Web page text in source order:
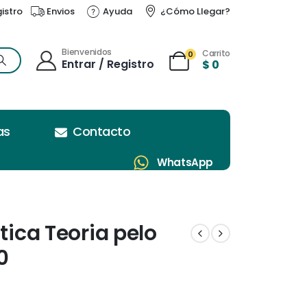
Envios Ayuda ¿Cómo Llegar?
Bienvenidos
Entrar / Registro
0 Carrito
$ 0
Contacto
WhatsApp
Teoria pelo